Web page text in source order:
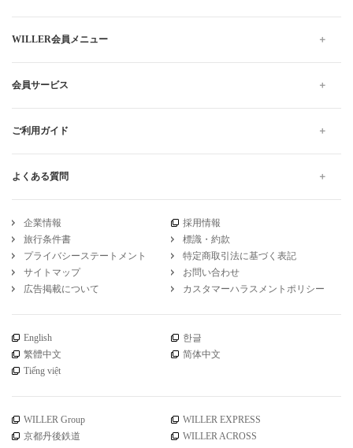
WILLER会員メニュー
会員サービス
ご利用ガイド
よくある質問
企業情報
採用情報
旅行条件書
標識・約款
プライバシーステートメント
特定商取引法に基づく表記
サイトマップ
お問い合わせ
広告掲載について
カスタマーハラスメントポリシー
English
한글
繁體中文
简体中文
Tiếng việt
WILLER Group
WILLER EXPRESS
京都丹後鉄道
WILLER ACROSS